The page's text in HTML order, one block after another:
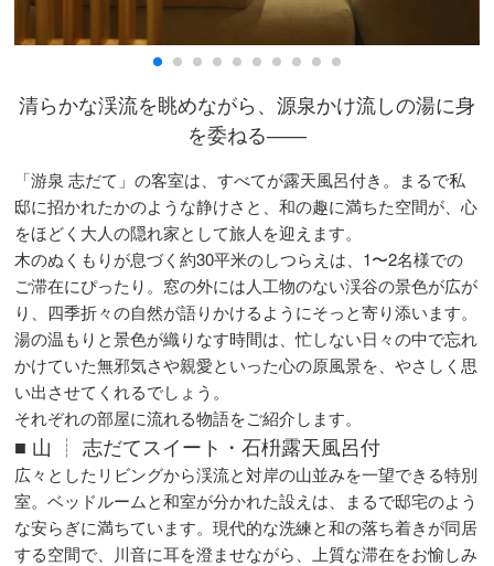
清らかな渓流を眺めながら、源泉かけ流しの湯に身
を委ねる――
「游泉 志だて」の客室は、すべてが露天風呂付き。まるで私
邸に招かれたかのような静けさと、和の趣に満ちた空間が、心
をほどく大人の隠れ家として旅人を迎えます。
木のぬくもりが息づく約30平米のしつらえは、1〜2名様での
ご滞在にぴったり。窓の外には人工物のない渓谷の景色が広が
り、四季折々の自然が語りかけるようにそっと寄り添います。
湯の温もりと景色が織りなす時間は、忙しない日々の中で忘れ
かけていた無邪気さや親愛といった心の原風景を、やさしく思
い出させてくれるでしょう。
それぞれの部屋に流れる物語をご紹介します。
■ 山 ┊ 志だてスイート・石枡露天風呂付
広々としたリビングから渓流と対岸の山並みを一望できる特別
室。ベッドルームと和室が分かれた設えは、まるで邸宅のよう
な安らぎに満ちています。現代的な洗練と和の落ち着きが同居
する空間で、川音に耳を澄ませながら、上質な滞在をお愉しみ